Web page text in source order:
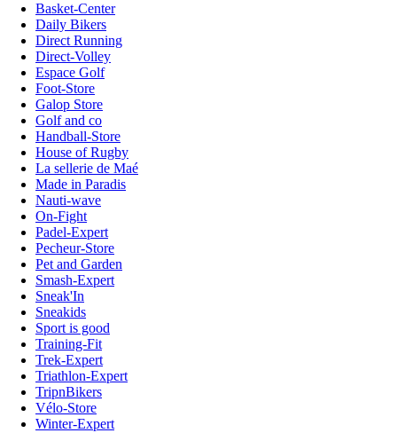
Basket-Center
Daily Bikers
Direct Running
Direct-Volley
Espace Golf
Foot-Store
Galop Store
Golf and co
Handball-Store
House of Rugby
La sellerie de Maé
Made in Paradis
Nauti-wave
On-Fight
Padel-Expert
Pecheur-Store
Pet and Garden
Smash-Expert
Sneak'In
Sneakids
Sport is good
Training-Fit
Trek-Expert
Triathlon-Expert
TripnBikers
Vélo-Store
Winter-Expert